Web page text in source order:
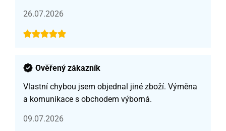
26.07.2026
Ověřený zákazník
Vlastní chybou jsem objednal jiné zboží. Výměna
a komunikace s obchodem výborná.
09.07.2026